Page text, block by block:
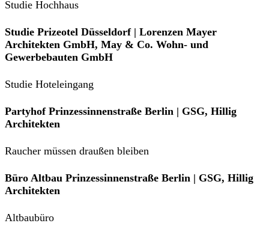
Studie Hochhaus
Studie Prizeotel Düsseldorf | Lorenzen Mayer
Architekten GmbH, May & Co. Wohn- und
Gewerbebauten GmbH
Studie Hoteleingang
Partyhof Prinzessinnenstraße Berlin | GSG, Hillig
Architekten
Raucher müssen draußen bleiben
Büro Altbau Prinzessinnenstraße Berlin | GSG, Hillig
Architekten
Altbaubüro